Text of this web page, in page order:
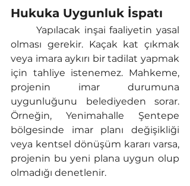
Hukuka Uygunluk İspatı
olması gerekir. Kaçak kat çıkmak
veya imara aykırı bir tadilat yapmak
için tahliye istenemez. Mahkeme,
projenin imar durumuna
uygunluğunu belediyeden sorar.
Örneğin, Yenimahalle Şentepe
bölgesinde imar planı değişikliği
veya kentsel dönüşüm kararı varsa,
projenin bu yeni plana uygun olup
olmadığı denetlenir.